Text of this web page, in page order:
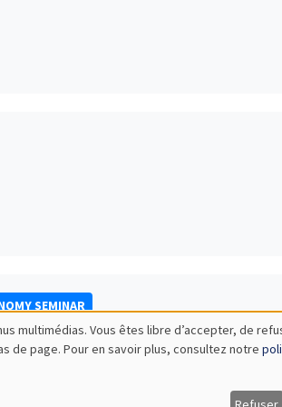
SEMINAR
multimédias. Vous êtes libre d’accepter, de
de page. Pour en savoir plus, consultez notre